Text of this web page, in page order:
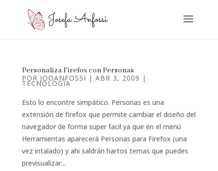
Personaliza Firefox con Personas
POR JOOANFOSSI | ABR 3, 2009 |
TECNOLOGÍA
Esto lo encontre simpático. Personas es una
extensión de firefox que permite cambiar el diseño del
navegador de forma super facil ya que en el menú
Herramientas aparecerá Personas para Firefox (una
vez intalado) y ahi saldrán hartos temas que puedes
previsualizar...